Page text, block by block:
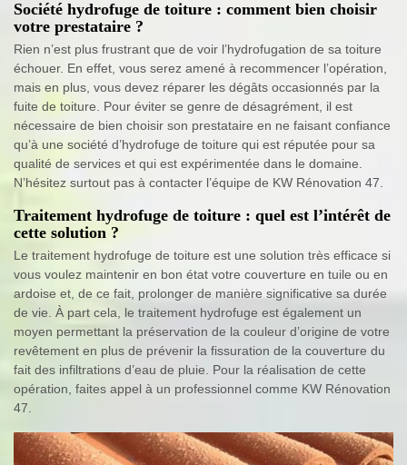
Société hydrofuge de toiture : comment bien choisir
votre prestataire ?
Rien n’est plus frustrant que de voir l’hydrofugation de sa toiture
échouer. En effet, vous serez amené à recommencer l’opération,
mais en plus, vous devez réparer les dégâts occasionnés par la
fuite de toiture. Pour éviter se genre de désagrément, il est
nécessaire de bien choisir son prestataire en ne faisant confiance
qu’à une société d’hydrofuge de toiture qui est réputée pour sa
qualité de services et qui est expérimentée dans le domaine.
N’hésitez surtout pas à contacter l’équipe de KW Rénovation 47.
Traitement hydrofuge de toiture : quel est l’intérêt de
cette solution ?
Le traitement hydrofuge de toiture est une solution très efficace si
vous voulez maintenir en bon état votre couverture en tuile ou en
ardoise et, de ce fait, prolonger de manière significative sa durée
de vie. À part cela, le traitement hydrofuge est également un
moyen permettant la préservation de la couleur d’origine de votre
revêtement en plus de prévenir la fissuration de la couverture du
fait des infiltrations d’eau de pluie. Pour la réalisation de cette
opération, faites appel à un professionnel comme KW Rénovation
47.